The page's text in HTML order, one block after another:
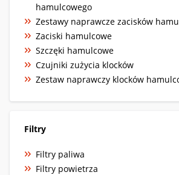
hamulcowego
Zestawy naprawcze zacisków
Zaciski hamulcowe
Szczęki hamulcowe
Czujniki zużycia klocków
Zestaw naprawczy klocków
Filtry
Filtry paliwa
Filtry powietrza